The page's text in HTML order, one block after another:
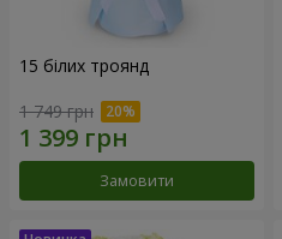
15 білих троянд
1 749 грн
Замовити